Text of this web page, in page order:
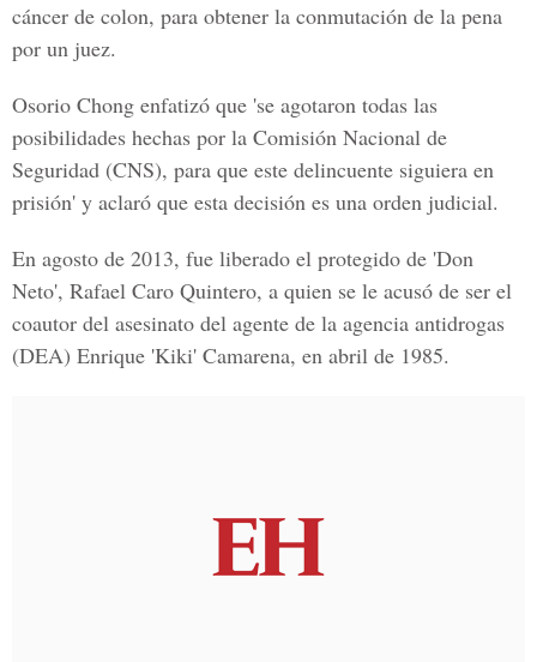
cáncer de colon, para obtener la conmutación de la pena
por un juez.
Osorio Chong enfatizó que 'se agotaron todas las
posibilidades hechas por la Comisión Nacional de
Seguridad (CNS), para que este delincuente siguiera en
prisión' y aclaró que esta decisión es una orden judicial.
En agosto de 2013, fue liberado el protegido de 'Don
Neto', Rafael Caro Quintero, a quien se le acusó de ser el
coautor del asesinato del agente de la agencia antidrogas
(DEA) Enrique 'Kiki' Camarena, en abril de 1985.